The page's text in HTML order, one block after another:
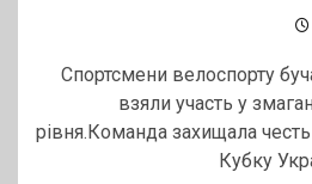
Спортсмени велоспорту
взяли участь у
рівня.Команда захищала честь
Кубку